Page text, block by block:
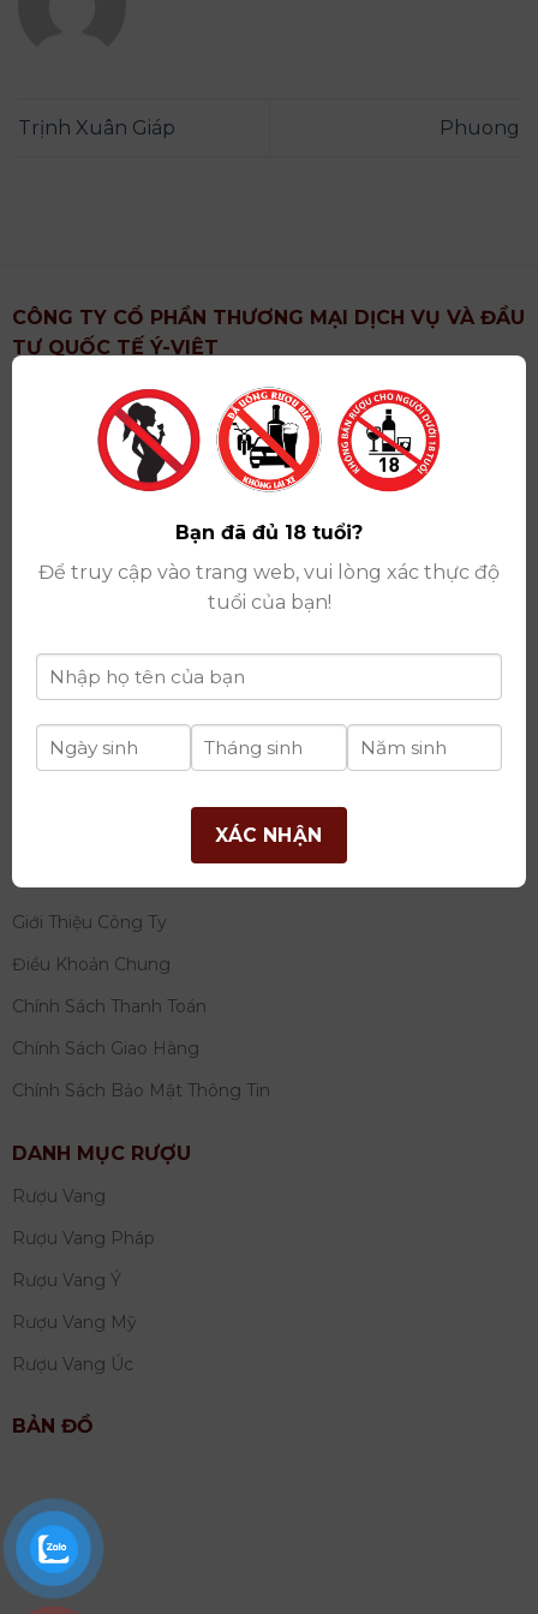
Trịnh Xuân Giáp Phuong
CÔNG TY CỔ PHẦN THƯƠNG MẠI DỊCH VỤ VÀ ĐẦU
TƯ QUỐC TẾ Ý-VIỆT
: Khu 6, Xã Hoài Đức, Thành Phố Hà Nội
Showroom: Số 09 Phố Liễu Giai, Phường Ngọc Hà,
Thành Phố Hà Nội
Giấy ĐKKD số: 0102751615 do Sở Tài Chính Thành
Phố Hà Nội cấp lần đầu ngày 07/05/2008,đăng ký
thay đổi lần thứ 17 ngày 06/08/2025
Giấy phép Phân Phối Rượu số : 529/GP-BCT do Bộ
Công Thương cấp ngày 14/11/2022
Ngân hàng:Ngân hàng TMCP Đầu tư và phát triển
Việt Nam (BIDV)
tư quốc tế Ý-Việt
Tây Hồ, TP Hà Nội
THÔNG TIN
Giới Thiệu Công Ty
Điều Khoản Chung
Chính Sách Thanh Toán
Chính Sách Giao Hàng
Chính Sách Bảo Mật Thông Tin
DANH MỤC RƯỢU
Rượu Vang
Rượu Vang Pháp
Rượu Vang Ý
Rượu Vang Mỹ
Rượu Vang Úc
BẢN ĐỒ
Bạn đã đủ 18 tuổi?
Để truy cập vào trang web, vui lòng xác thực độ
tuổi của bạn!
XÁC NHẬN